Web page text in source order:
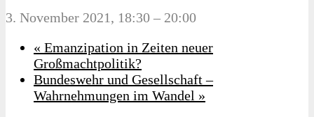
3. November 2021, 18:30 – 20:00
« Emanzipation in Zeiten neuer
Großmachtpolitik?
Bundeswehr und Gesellschaft –
Wahrnehmungen im Wandel »